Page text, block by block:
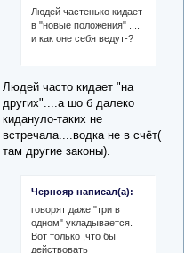
Людей частенько кидает
в "новые положения" ....
и как оне себя ведут-?
Людей часто кидает "на
других"....а шо б далеко
кидануло-таких не
встречала....водка не в счёт(
там другие законы).
Чернояр написал(а):
говорят даже "три в
одном" укладывается.
Вот только ,что бы
действовать